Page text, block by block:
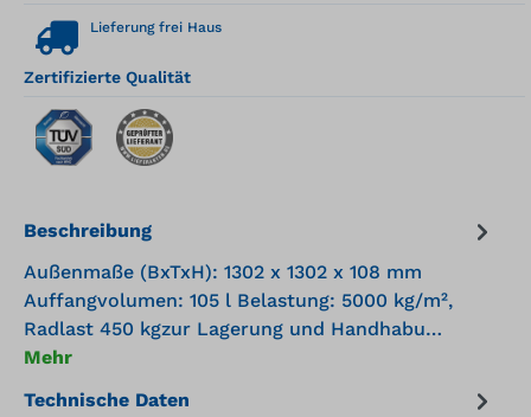
Lieferung frei Haus
Zertifizierte Qualität
Beschreibung
Außenmaße (BxTxH): 1302 x 1302 x 108 mm
Auffangvolumen: 105 l Belastung: 5000 kg/m²,
Radlast 450 kgzur Lagerung und Handhabu…
Mehr
Technische Daten